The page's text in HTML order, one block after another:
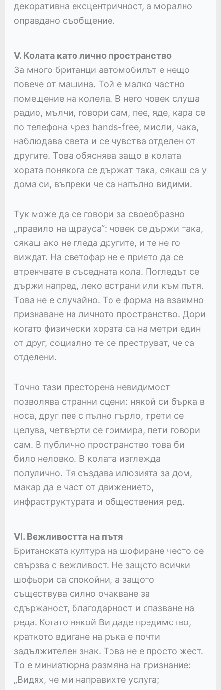
декоративна ексцентричност, а морално
оправдано съобщение.
V. Колата като лично пространство
За много британци автомобилът е нещо
повече от машина. Той е малко частно
помещение на колела. В него човек слуша
радио, мълчи, говори сам, пее, яде, кара се
по телефона чрез hands-free, мисли, чака,
наблюдава света и се чувства отделен от
другите. Това обяснява защо в колата
хората понякога се държат така, сякаш са у
дома си, въпреки че са напълно видими.
Тук може да се говори за своеобразно
„правило на щрауса“: човек се държи така,
сякаш ако не гледа другите, и те не го
виждат. На светофар не е прието да се
втренчвате в съседната кола. Погледът се
държи напред, леко встрани или към пътя.
Това не е случайно. То е форма на взаимно
признаване на личното пространство. Дори
когато физически хората са на метри един
от друг, социално те се преструват, че са
отделени.
Точно тази престорена невидимост
позволява странни сцени: някой си бърка в
носа, друг пее с пълно гърло, трети се
целува, четвърти се гримира, пети говори
сам. В публично пространство това би
било неловко. В колата изглежда
полулично. Тя създава илюзията за дом,
макар да е част от движението,
инфраструктурата и обществения ред.
VI. Вежливостта на пътя
Британската култура на шофиране често се
свързва с вежливост. Не защото всички
шофьори са спокойни, а защото
съществува силно очакване за
сдържаност, благодарност и спазване на
реда. Когато някой Ви даде предимство,
краткото вдигане на ръка е почти
задължителен знак. Това не е просто жест.
То е миниатюрна размяна на признание:
„Видях, че ми направихте услуга;